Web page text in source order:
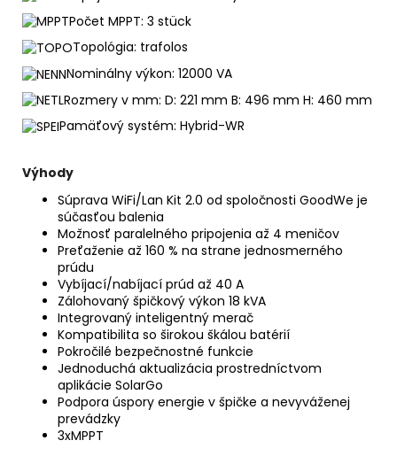
Počet MPPT: 3 stück
Topológia: trafolos
Nominálny výkon: 12000 VA
Rozmery v mm: D: 221 mm B: 496 mm H: 460 mm
Pamäťový systém: Hybrid-WR
Výhody
Súprava WiFi/Lan Kit 2.0 od spoločnosti GoodWe je
súčasťou balenia
Možnosť paralelného pripojenia až 4 meničov
Preťaženie až 160 % na strane jednosmerného
prúdu
Vybíjací/nabíjací prúd až 40 A
Zálohovaný špičkový výkon 18 kVA
Integrovaný inteligentný merač
Kompatibilita so širokou škálou batérií
Pokročilé bezpečnostné funkcie
Jednoduchá aktualizácia prostredníctvom
aplikácie SolarGo
Podpora úspory energie v špičke a nevyváženej
prevádzky
3xMPPT